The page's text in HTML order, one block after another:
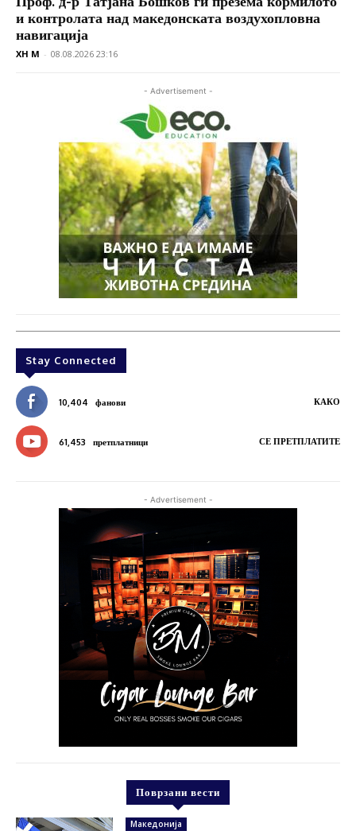
и контролата над македонската воздухопловна
навигација
XH M - 08.08.2026 23:16
- Advertisement -
Stay Connected
10,404 фанови КАКО
61,453 претплатници СЕ ПРЕТПЛАТИТЕ
- Advertisement -
Поврзани вести
Македонија